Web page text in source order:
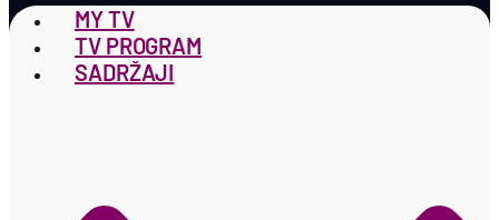
MY TV
TV PROGRAM
SADRŽAJI